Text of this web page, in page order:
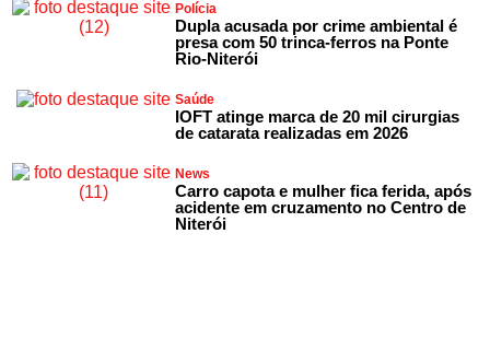
Polícia
Dupla acusada por crime ambiental é
presa com 50 trinca-ferros na Ponte
Rio-Niterói
Saúde
IOFT atinge marca de 20 mil cirurgias
de catarata realizadas em 2026
News
Carro capota e mulher fica ferida, após
acidente em cruzamento no Centro de
Niterói